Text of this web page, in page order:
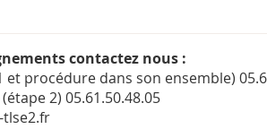
contactez nous :
et procédure dans son ensemble)
2) 05.61.50.48.05